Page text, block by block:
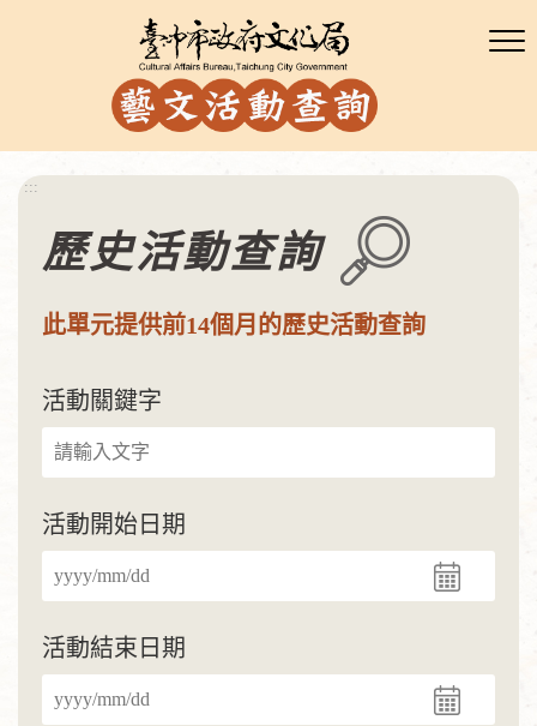
:::
歷史活動查詢
此單元提供前14個月的歷史活動查詢
活動關鍵字
活動開始日期
活動結束日期